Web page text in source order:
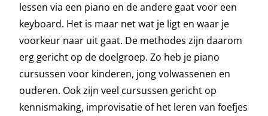
lessen via een piano en de andere gaat voor een
keyboard. Het is maar net wat je ligt en waar je
voorkeur naar uit gaat. De methodes zijn daarom
erg gericht op de doelgroep. Zo heb je piano
cursussen voor kinderen, jong volwassenen en
ouderen. Ook zijn veel cursussen gericht op
kennismaking, improvisatie of het leren van foefjes